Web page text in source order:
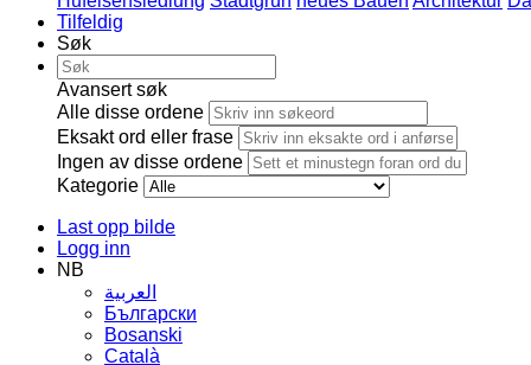
Tilfeldig
Søk
Avansert søk
Alle disse ordene
Eksakt ord eller frase
Ingen av disse ordene
Kategorie
Last opp bilde
Logg inn
NB
العربية
Български
Bosanski
Сatalà